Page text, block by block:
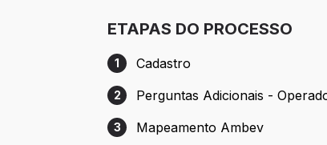
ETAPAS DO PROCESSO
Etapa 1: Cadastro
1 Cadastro
Etapa 2: Perguntas Adicionais -
2 Perguntas Adicionais -
Etapa 3: Mapeamento Ambev
3 Mapeamento Ambev